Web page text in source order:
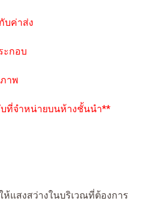
บค่าส่ง
ะกอบ
าพ
ที่จำหน่ายบนห้างชั้นนำ**
แสงสว่างในบริเวณที่ต้องการ